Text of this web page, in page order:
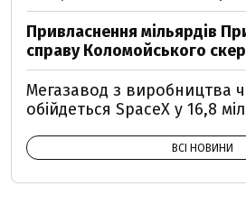
Привласнення мільярдів
справу Коломойського
Мегазавод з виробництва
обійдеться SpaceX у 16,8
ВСІ НОВИНИ